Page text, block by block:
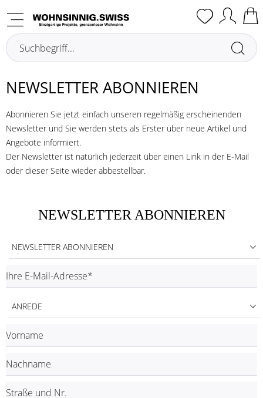
NEWSLETTER ABONNIEREN
Abonnieren Sie jetzt einfach unseren regelmäßig erscheinenden
Newsletter und Sie werden stets als Erster über neue Artikel und
Angebote informiert.
Der Newsletter ist natürlich jederzeit über einen Link in der E-Mail
oder dieser Seite wieder abbestellbar.
NEWSLETTER ABONNIEREN
NEWSLETTER ABONNIEREN
ANREDE